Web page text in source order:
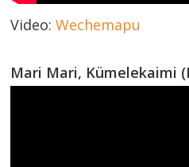
Video:Wechemapu
Mari Mari, Kümelekaimi